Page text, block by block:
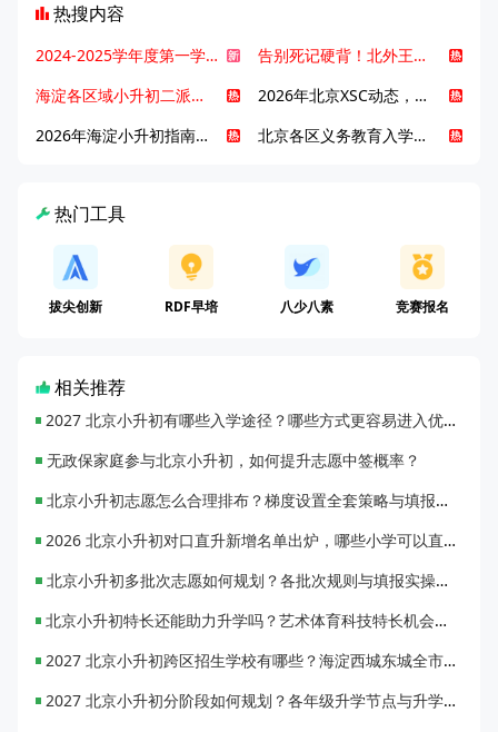
热搜内容
2024-2025学年度第一学期北京各区期末考试真题试卷汇总
告别死记硬背！北外王牌精读词汇课，帮孩子突破英语词汇难关
海淀各区域小升初二派全攻略合集！区域一至五志愿填报、升学策略详解
2026年北京XSC动态，持续更新中ing...
2026年海淀小升初指南，一文了解招生政策要点
北京各区义务教育入学咨询电话汇总，25年小升初家长提前收藏
热门工具
拔尖创新 RDF早培 八少八素 竞赛报名
相关推荐
2027 北京小升初有哪些入学途径？哪些方式更容易进入优质初中？
无政保家庭参与北京小升初，如何提升志愿中签概率？
北京小升初志愿怎么合理排布？梯度设置全套策略与填报避坑指南
2026 北京小升初对口直升新增名单出炉，哪些小学可以直升优质初中？
北京小升初多批次志愿如何规划？各批次规则与填报实操指南
北京小升初特长还能助力升学吗？艺术体育科技特长机会与误区全面解析
2027 北京小升初跨区招生学校有哪些？海淀西城东城全市招生校完整汇总
2027 北京小升初分阶段如何规划？各年级升学节点与升学通道全梳理